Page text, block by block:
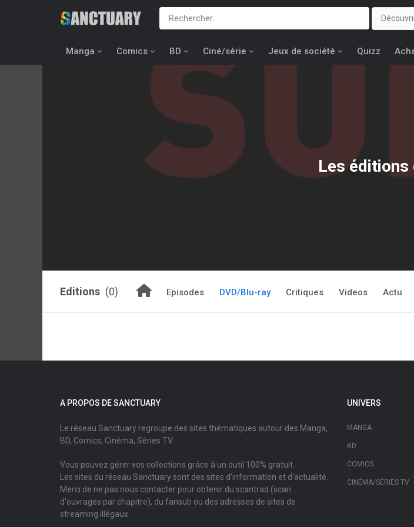
Manga Comics BD Ciné/série Jeux de société Quizz
Les éditions
Editions (0) Episodes DVD/Blu-ray Critiques Videos Actu
A PROPOS DE SANCTUARY
Le réseau Sanctuary regroupe des sites thématiques autour des Manga,
BD, Comics, Cinéma, Séries TV.
Vous pouvez gérer vos collections grâce à un outil 100% gratuit.
Les sites du réseau Sanctuary sont des sites d'information et d'actualité.
Merci de ne pas nous contacter pour obtenir du scantrad (scan
d'ouvrages par chapitre), du fansub ou des adresses de sites de
streaming illégaux.
UNIVERS
MANGA
BD
COMICS
CINÉMA/SÉRIES TV